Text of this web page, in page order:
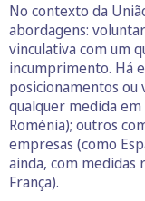
No contexto da
abordagens:
vinculativa com um
incumprimento. Há
posicionamentos ou
qualquer medida
Roménia); outros
empresas (como
ainda, com medidas
França).